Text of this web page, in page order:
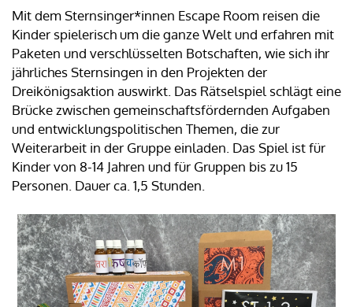
Mit dem Sternsinger*innen Escape Room reisen die
Kinder spielerisch um die ganze Welt und erfahren mit
Paketen und verschlüsselten Botschaften, wie sich ihr
jährliches Sternsingen in den Projekten der
Dreikönigsaktion auswirkt. Das Rätselspiel schlägt eine
Brücke zwischen gemeinschaftsfördernden Aufgaben
und entwicklungspolitischen Themen, die zur
Weiterarbeit in der Gruppe einladen. Das Spiel ist für
Kinder von 8-14 Jahren und für Gruppen bis zu 15
Personen. Dauer ca. 1,5 Stunden.